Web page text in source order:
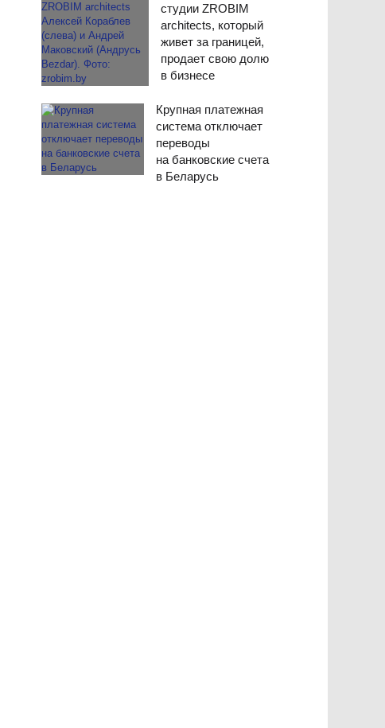
студии ZROBIM
architects, который
живет за границей,
продает свою долю
в бизнесе
Крупная платежная
система отключает
переводы
на банковские счета
в Беларусь